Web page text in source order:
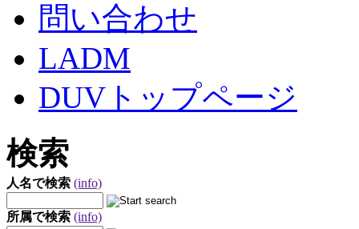
問い合わせ
LADM
DUVトップページ
検索
人名で検索 (info)
所属で検索 (info)